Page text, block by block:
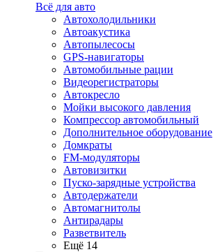
Всё для авто
Автохолодильники
Автоакустика
Автопылесосы
GPS-навигаторы
Автомобильные рации
Видеорегистраторы
Автокресло
Мойки высокого давления
Компрессор автомобильный
Дополнительное оборудование
Домкраты
FM-модуляторы
Автовизитки
Пуско-зарядные устройства
Автодержатели
Автомагнитолы
Антирадары
Разветвитель
Ещё 14